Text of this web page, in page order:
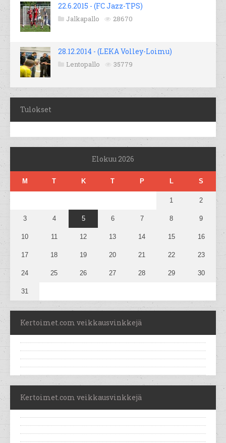
22.6.2015 - (FC Jazz-TPS)
Jalkapallo 28670
28.12.2014 - (LEKA Volley-Loimu)
Lentopallo 35779
Tulokset
Elokuu 2026
M T K T P L S
1 2
3 4 5 6 7 8 9
10 11 12 13 14 15 16
17 18 19 20 21 22 23
24 25 26 27 28 29 30
31
Kertoimet.com veikkausvinkkejä
Kertoimet.com veikkausvinkkejä